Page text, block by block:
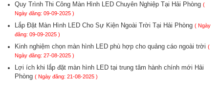
Quy Trình Thi Công Màn Hình LED Chuyên Nghiệp Tại Hải Phòng (
Ngày đăng: 09-09-2025 )
Lắp Đặt Màn Hình LED Cho Sự Kiện Ngoài Trời Tại Hải Phòng ( Ngày
đăng: 09-09-2025 )
Kinh nghiệm chọn màn hình LED phù hợp cho quảng cáo ngoài trời (
Ngày đăng: 27-08-2025 )
Lợi ích khi lắp đặt màn hình LED tại trung tâm hành chính mới Hải
Phòng ( Ngày đăng: 21-08-2025 )